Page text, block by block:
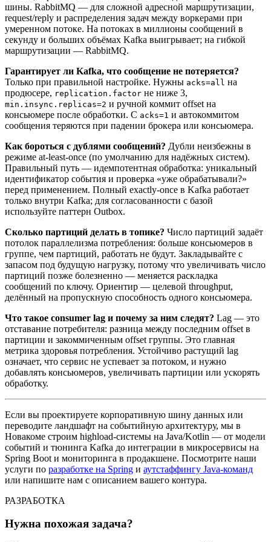
шины. RabbitMQ — для сложной адресной маршрутизации,
request/reply и распределения задач между воркерами при
умеренном потоке. На потоках в миллионы сообщений в
секунду и больших объёмах Kafka выигрывает; на гибкой
маршрутизации — RabbitMQ.
Гарантирует ли Kafka, что сообщение не потеряется?
Только при правильной настройке. Нужны acks=all на
продюсере, replication.factor не ниже 3,
min.insync.replicas=2 и ручной коммит offset на
консьюмере после обработки. С acks=1 и автокоммитом
сообщения теряются при падении брокера или консьюмера.
Как бороться с дублями сообщений? Дубли неизбежны в
режиме at-least-once (по умолчанию для надёжных систем).
Правильный путь — идемпотентная обработка: уникальный
идентификатор события и проверка «уже обрабатывали?»
перед применением. Полный exactly-once в Kafka работает
только внутри Kafka; для согласованности с базой
используйте паттерн Outbox.
Сколько партиций делать в топике? Число партиций задаёт
потолок параллелизма потребления: больше консьюмеров в
группе, чем партиций, работать не будут. Закладывайте с
запасом под будущую нагрузку, потому что увеличивать число
партиций позже болезненно — меняется раскладка
сообщений по ключу. Ориентир — целевой throughput,
делённый на пропускную способность одного консьюмера.
Что такое consumer lag и почему за ним следят? Lag — это
отставание потребителя: разница между последним offset в
партиции и закоммиченным offset группы. Это главная
метрика здоровья потребления. Устойчиво растущий lag
означает, что сервис не успевает за потоком, и нужно
добавлять консьюмеров, увеличивать партиции или ускорять
обработку.
Если вы проектируете корпоративную шину данных или
переводите ландшафт на событийную архитектуру, мы в
Новакоме строим highload-системы на Java/Kotlin — от модели
событий и тюнинга Kafka до интеграции в микросервисы на
Spring Boot и мониторинга в продакшене. Посмотрите наши
услуги по разработке на Spring и аутстаффингу Java-команд
или напишите нам с описанием вашего контура.
РАЗРАБОТКА
Нужна похожая задача?